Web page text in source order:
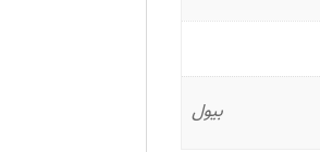
بیول